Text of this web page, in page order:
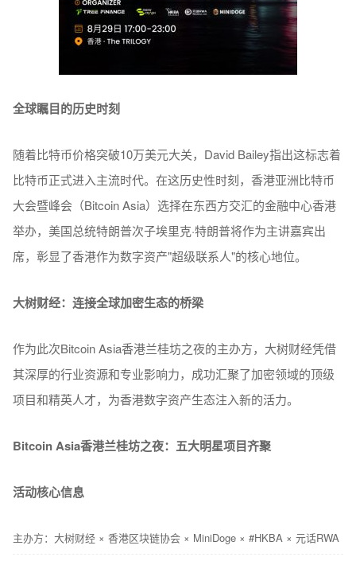
全球瞩目的历史时刻
随着比特币价格突破10万美元大关，David Bailey指出这标志着
比特币正式进入主流时代。在这历史性时刻，香港亚洲比特币
大会暨峰会（Bitcoin Asia）选择在东西方交汇的金融中心香港
举办，美国总统特朗普次子埃里克·特朗普将作为主讲嘉宾出
席，彰显了香港作为数字资产"超级联系人"的核心地位。
大树财经：连接全球加密生态的桥梁
作为此次Bitcoin Asia香港兰桂坊之夜的主办方，大树财经凭借
其深厚的行业资源和专业影响力，成功汇聚了加密领域的顶级
项目和精英人才，为香港数字资产生态注入新的活力。
Bitcoin Asia香港兰桂坊之夜：五大明星项目齐聚
活动核心信息
主办方：大树财经 × 香港区块链协会 × MiniDoge × #HKBA × 元话RWA